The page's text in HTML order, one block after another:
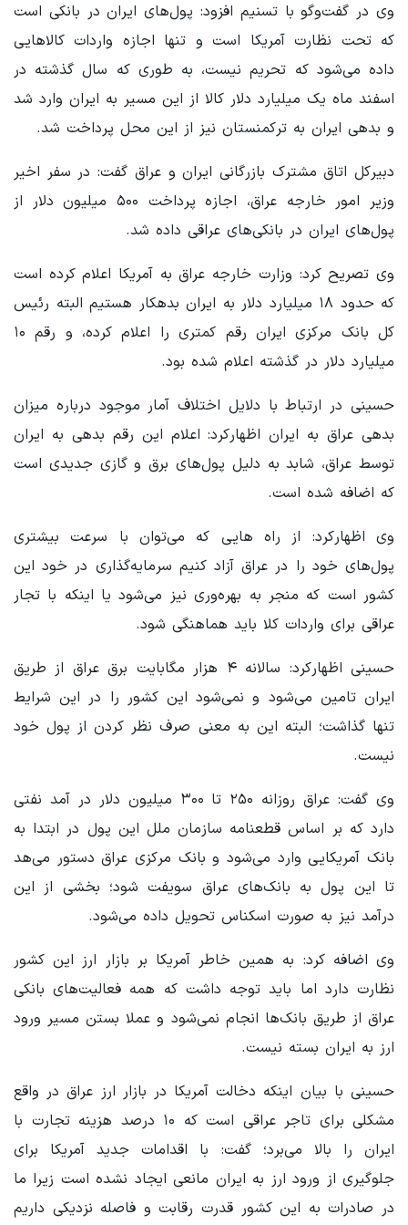
وی در گفت‌وگو با تسنیم افزود: پول‌های ایران در بانکی است
که تحت نظارت آمریکا است و تنها اجازه واردات کالاهایی
داده می‌شود که تحریم نیست، به طوری که سال گذشته در
اسفند ماه یک میلیارد دلار کالا از این مسیر به ایران وارد شد
و بدهی ایران به ترکمنستان نیز از این محل پرداخت شد.
دبیرکل اتاق مشترک بازرگانی ایران و عراق گفت: در سفر اخیر
وزیر امور خارجه عراق، اجازه پرداخت ۵۰۰ میلیون دلار از
پول‌های ایران در بانکی‌های عراقی داده شد.
وی تصریح کرد: وزارت خارجه عراق به آمریکا اعلام کرده است
که حدود ۱۸ میلیارد دلار به ایران بدهکار هستیم البته رئیس
کل بانک مرکزی ایران رقم کمتری را اعلام کرده، و رقم ۱۰
میلیارد دلار در گذشته اعلام شده بود.
حسینی در ارتباط با دلایل اختلاف آمار موجود درباره میزان
بدهی عراق به ایران اظهارکرد: اعلام این رقم بدهی به ایران
توسط عراق، شابد به دلیل پول‌های برق و گازی جدیدی است
که اضافه شده است.
وی اظهارکرد: از راه هایی که می‌توان با سرعت بیشتری
پول‌های خود را در عراق آزاد کنیم سرمایه‌گذاری در خود این
کشور است که منجر به بهره‌وری نیز می‌شود یا اینکه با تجار
عراقی برای واردات کلا باید هماهنگی شود.
حسینی اظهارکرد: سالانه ۴ هزار مگابایت برق عراق از طریق
ایران تامین می‌شود و نمی‌شود این کشور را در این شرایط
تنها گذاشت؛ البته این به معنی صرف نظر کردن از پول خود
نیست.
وی گفت: عراق روزانه ۲۵۰ تا ۳۰۰ میلیون دلار در آمد نفتی
دارد که بر اساس قطعنامه سازمان ملل این پول در ابتدا به
بانک آمریکایی وارد می‌شود و بانک مرکزی عراق دستور می‌هد
تا این پول به بانک‌های عراق سویفت شود؛ بخشی از این
درآمد نیز به صورت اسکناس تحویل داده می‌شود.
وی اضافه کرد: به همین خاطر آمریکا بر بازار ارز این کشور
نظارت دارد اما باید توجه داشت که همه فعالیت‌های بانکی
عراق از طریق بانک‌ها انجام نمی‌شود و عملا بستن مسیر ورود
ارز به ایران بسته نیست.
حسینی با بیان اینکه دخالت آمریکا در بازار ارز عراق در واقع
مشکلی برای تاجر عراقی است که ۱۰ درصد هزینه تجارت با
ایران را بالا می‌برد؛ گفت: با اقدامات جدید آمریکا برای
جلوگیری از ورود ارز به ایران مانعی ایجاد نشده است زیرا ما
در صادرات به این کشور قدرت رقابت و فاصله نزدیکی داریم